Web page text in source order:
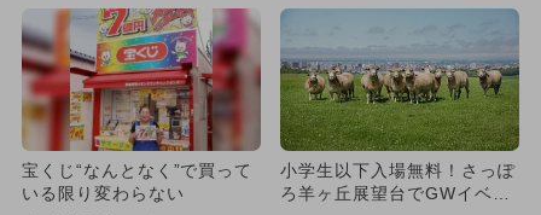
宝くじ“なんとなく”で買って
いる限り変わらない
小学生以下入場無料！さっぽ
ろ羊ヶ丘展望台でGWイベン